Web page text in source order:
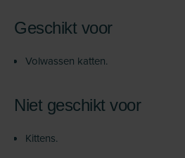
Geschikt voor
Volwassen katten.
Niet geschikt voor
Kittens.